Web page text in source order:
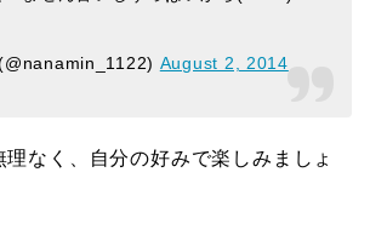
August 2, 2014
なく、自分の好みで楽しみましょ